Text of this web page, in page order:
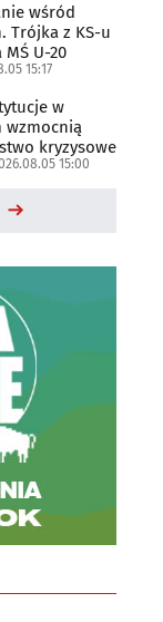
wśród
Trójka z KS-u
U-20
15:17
w
wzmocnią
kryzysowe
15:00